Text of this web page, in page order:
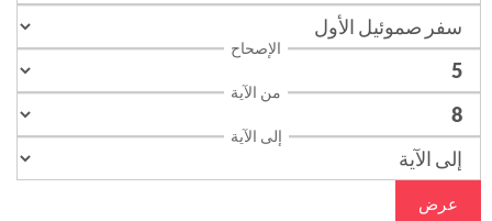
الإصحاح
من الآية
إلى الآية
عرض